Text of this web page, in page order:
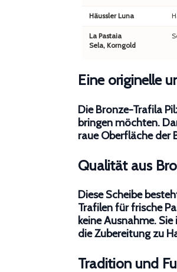
Häussler Luna
La Pastaia
Sela, Korngold
Eine originelle
DieBronze-Trafila
bringen möchten.
raue Oberfläche der
Qualität aus
DieseScheibe
Trafilen für frische
keine Ausnahme.
die Zubereitung zu
Tradition und